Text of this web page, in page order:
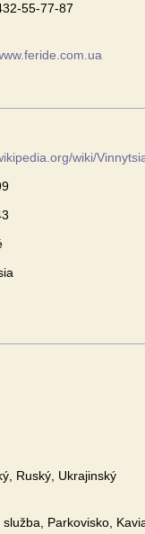
55-77-87
wiki/
Ruský, Ukrajinský
služba, Parkovisko,